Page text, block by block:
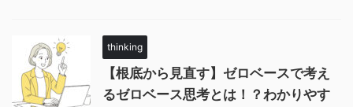
thinking
【根底から見直す】ゼロベースで考え
るゼロベース思考とは！？わかりやす